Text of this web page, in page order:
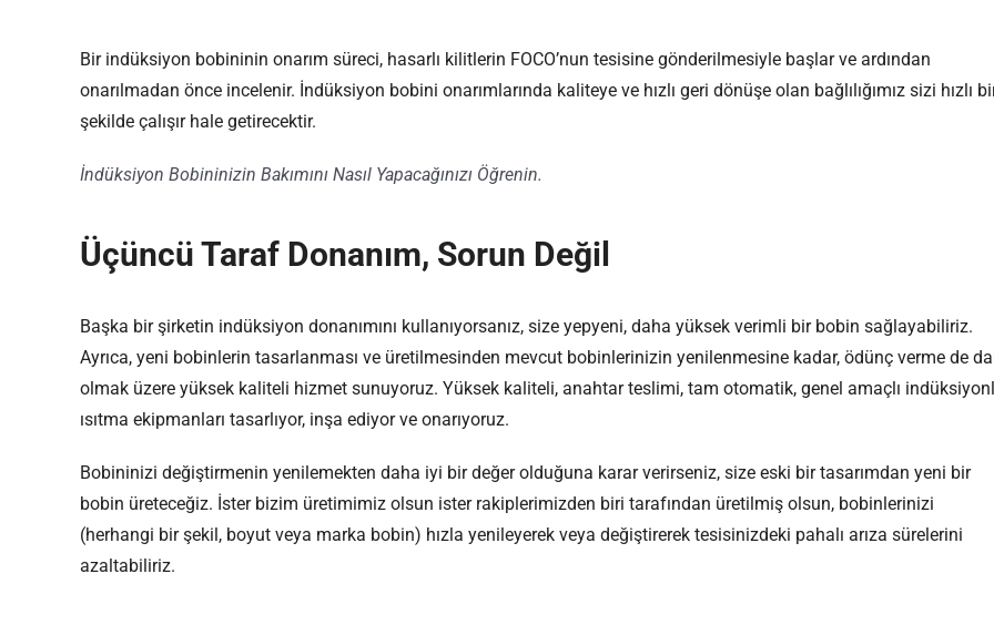
Bir indüksiyon bobininin onarım süreci, hasarlı kilitlerin FOCO’nun tesisine gönderilmesiyle başlar ve ardından
onarılmadan önce incelenir. İndüksiyon bobini onarımlarında kaliteye ve hızlı geri dönüşe olan bağlılığımız sizi hızlı
şekilde çalışır hale getirecektir.
İndüksiyon Bobininizin Bakımını Nasıl Yapacağınızı Öğrenin.
Üçüncü Taraf Donanım, Sorun Değil
Başka bir şirketin indüksiyon donanımını kullanıyorsanız, size yepyeni, daha yüksek verimli bir bobin sağlayabiliriz.
Ayrıca, yeni bobinlerin tasarlanması ve üretilmesinden mevcut bobinlerinizin yenilenmesine kadar, ödünç verme de
olmak üzere yüksek kaliteli hizmet sunuyoruz. Yüksek kaliteli, anahtar teslimi, tam otomatik, genel amaçlı
ısıtma ekipmanları tasarlıyor, inşa ediyor ve onarıyoruz.
Bobininizi değiştirmenin yenilemekten daha iyi bir değer olduğuna karar verirseniz, size eski bir tasarımdan yeni bir
bobin üreteceğiz. İster bizim üretimimiz olsun ister rakiplerimizden biri tarafından üretilmiş olsun, bobinlerinizi
(herhangi bir şekil, boyut veya marka bobin) hızla yenileyerek veya değiştirerek tesisinizdeki pahalı arıza sürelerini
azaltabiliriz.